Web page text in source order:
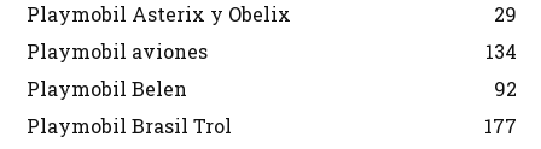
Playmobil Asterix y Obelix
29
Playmobil aviones
134
Playmobil Belen
92
Playmobil Brasil Trol
177